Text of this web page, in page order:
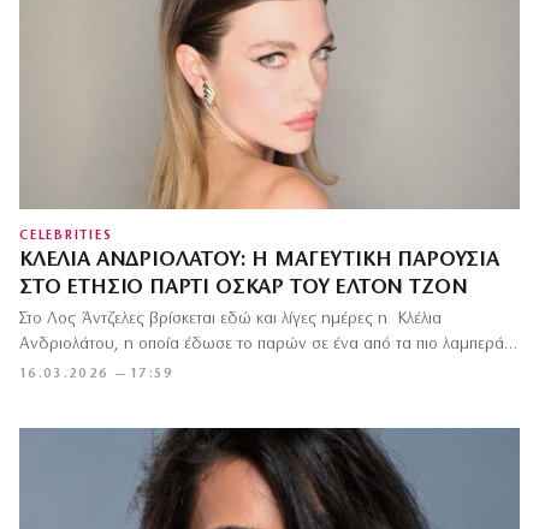
CELEBRITIES
ΚΛΈΛΙΑ ΑΝΔΡΙΟΛΆΤΟΥ: Η ΜΑΓΕΥΤΙΚΉ ΠΑΡΟΥΣΊΑ
ΣΤΟ ΕΤΉΣΙΟ ΠΆΡΤΙ ΌΣΚΑΡ ΤΟΥ ΈΛΤΟΝ ΤΖΟΝ
16.03.2026 — 17:59
Στο Λος Άντζελες βρίσκεται εδώ και λίγες ημέρες η Κλέλια
Ανδριολάτου, η οποία έδωσε το παρών σε ένα από τα πιο λαμπερά…